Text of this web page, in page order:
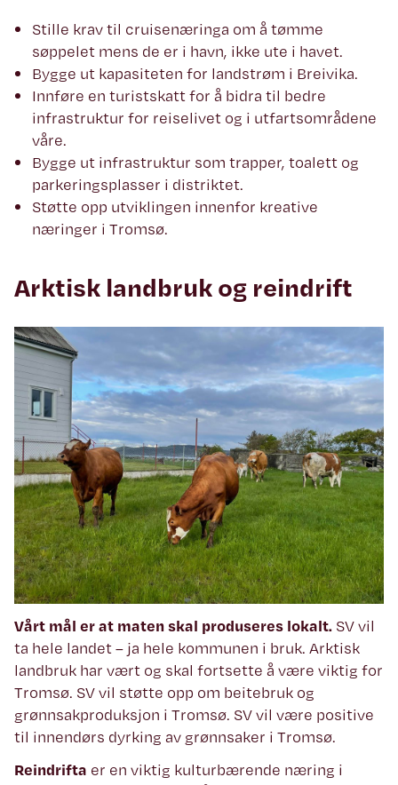
Stille krav til cruisenæringa om å tømme
søppelet mens de er i havn, ikke ute i havet.
Bygge ut kapasiteten for landstrøm i Breivika.
Innføre en turistskatt for å bidra til bedre
infrastruktur for reiselivet og i utfartsområdene
våre.
Bygge ut infrastruktur som trapper, toalett og
parkeringsplasser i distriktet.
Støtte opp utviklingen innenfor kreative
næringer i Tromsø.
Arktisk landbruk og reindrift
Vårt mål er at maten skal produseres lokalt. SV vil
ta hele landet – ja hele kommunen i bruk. Arktisk
landbruk har vært og skal fortsette å være viktig for
Tromsø. SV vil støtte opp om beitebruk og
grønnsakproduksjon i Tromsø. SV vil være positive
til innendørs dyrking av grønnsaker i Tromsø.
Reindrifta er en viktig kulturbærende næring i